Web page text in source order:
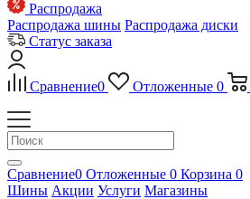
Распродажа
Распродажа шины Распродажа диски
Статус заказа
Сравнение0 Отложенные 0
Сравнение0 Отложенные 0 Корзина 0
Шины Акции Услуги Магазины